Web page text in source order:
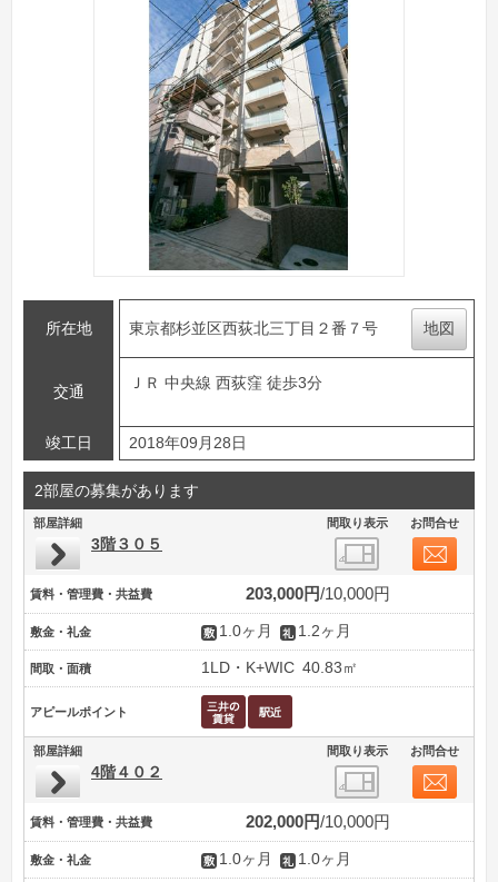
所在地 東京都杉並区西荻北三丁目２番７号 地図
交通
ＪＲ 中央線 西荻窪 徒歩3分
竣工日 2018年09月28日
2部屋の募集があります
部屋詳細 間取り表示 お問合せ
3階３０５
賃料・管理費・共益費 203,000円 10,000円
敷金・礼金 1.0ヶ月 1.2ヶ月
間取・面積 1LD・K+WIC 40.83㎡
アピールポイント
部屋詳細 間取り表示 お問合せ
4階４０２
賃料・管理費・共益費 202,000円 10,000円
敷金・礼金 1.0ヶ月 1.0ヶ月